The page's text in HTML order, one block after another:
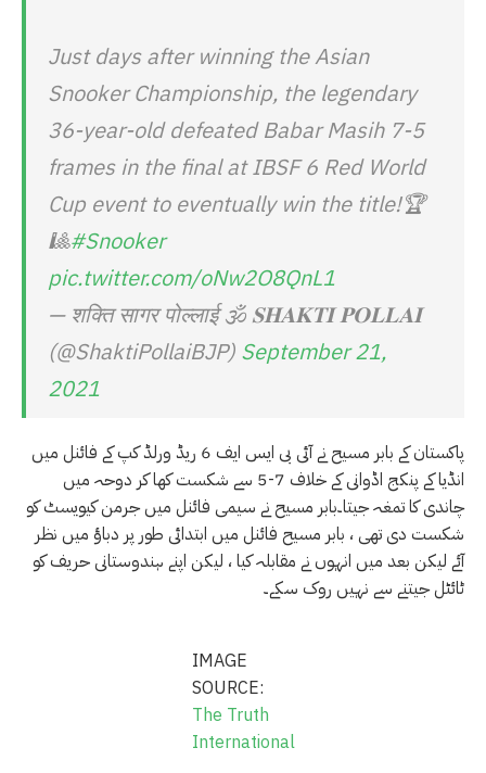
Just days after winning the Asian
Snooker Championship, the legendary
36-year-old defeated Babar Masih 7-5
frames in the final at IBSF 6 Red World
Cup event to eventually win the title!🏆
🎱#Snooker
pic.twitter.com/oNw2O8QnL1
— शक्ति सागर पोल्लाई 🕉️ 𝐒𝐇𝐀𝐊𝐓𝐈 𝐏𝐎𝐋𝐋𝐀𝐈
(@ShaktiPollaiBJP) September 21,
2021
پاکستان کے بابر مسیح نے آئی بی ایس ایف 6 ریڈ ورلڈ کپ کے فائنل میں
انڈیا کے پنکج اڈوانی کے خلاف 7-5 سے شکست کھا کر دوحہ میں
چاندی کا تمغہ جیتا۔بابر مسیح نے سیمی فائنل میں جرمن کیویسٹ کو
شکست دی تھی ، بابر مسیح فائنل میں ابتدائی طور پر دباؤ میں نظر
آئے لیکن بعد میں انہوں نے مقابلہ کیا ، لیکن اپنے ہندوستانی حریف کو
ٹائٹل جیتنے سے نہیں روک سکے۔
IMAGE
SOURCE:
The Truth
International